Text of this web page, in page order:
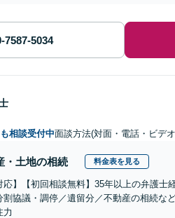
相談受付中面談方法(対面・電話・ビデ
・土地の相続 料金表を見る
応】【初回相談無料】35年以上の弁護
割協議・調停／遺留分／不動産の相続な
力